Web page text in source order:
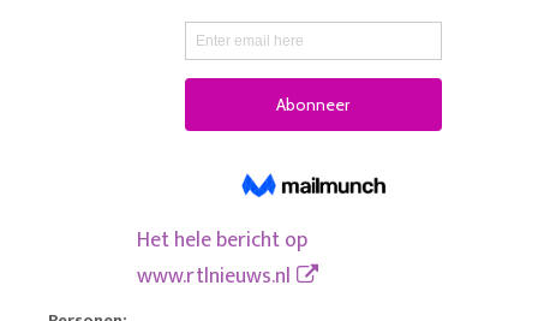
Het hele bericht op
www.rtlnieuws.nl